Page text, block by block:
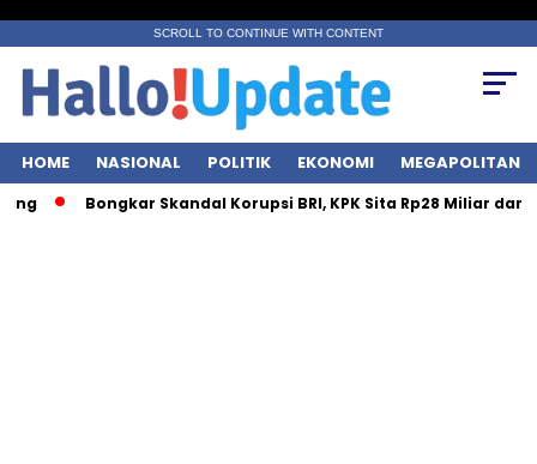
SCROLL TO CONTINUE WITH CONTENT
HOME NASIONAL POLITIK EKONOMI MEGAPOLITAN
Bongkar Skandal Korupsi BRI, KPK Sita Rp28 Miliar dari 7 Lokasi!